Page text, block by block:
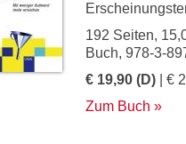
192 Seiten,
Buch, 978-3-
€ 19,90 (D) | €
Zum Buch